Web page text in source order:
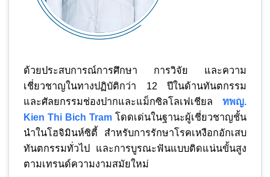
ด้วยประสบการณ์การศึกษา การวิจัย และความ
เชี่ยวชาญในทางปฏิบัติกว่า 12 ปีในด้านทันตกรรม
และศัลยกรรมช่องปากและแม็กซิลโลเฟเชียล ทพญ.
Kien Thi Bich Tramโดดเด่นในฐานะผู้เชี่ยวชาญชั้น
นำในโฮจิมินห์ซิตี้ สำหรับการรักษาโรคเหงือกอักเสบ
ทันตกรรมทั่วไป และการบูรณะฟันแบบติดแน่นขั้นสูง
ตามเทรนด์ความงามสมัยใหม่